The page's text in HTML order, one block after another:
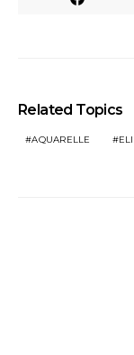
Related Topics
AQUARELLE